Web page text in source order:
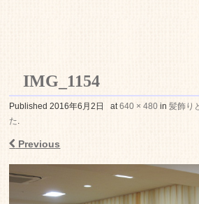
特別養護老人ホーム |
老人ホーム いこいの
IMG_1154
Published2016年6月2日 at640 × 480 in髪飾り
た.
Previous